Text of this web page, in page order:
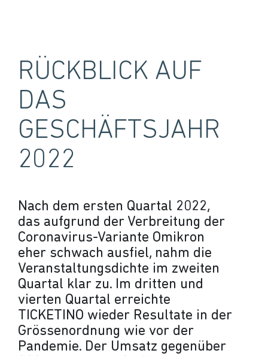
RÜCKBLICK AUF
DAS
GESCHÄFTSJAHR
2022
Nach dem ersten Quartal 2022,
das aufgrund der Verbreitung der
Coronavirus-Variante Omikron
eher schwach ausfiel, nahm die
Veranstaltungsdichte im zweiten
Quartal klar zu. Im dritten und
vierten Quartal erreichte
TICKETINO wieder Resultate in der
Grössenordnung wie vor der
Pandemie. Der Umsatz gegenüber